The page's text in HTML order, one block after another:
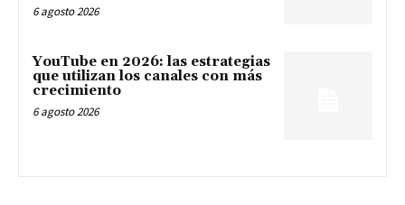
6 agosto 2026
YouTube en 2026: las estrategias
que utilizan los canales con más
crecimiento
6 agosto 2026